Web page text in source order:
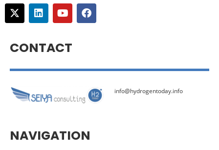
CONTACT
info@hydrogentoday.info
NAVIGATION